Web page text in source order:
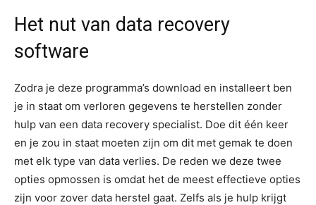
Het nut van data recovery
software
Zodra je deze programma’s download en installeert ben
je in staat om verloren gegevens te herstellen zonder
hulp van een data recovery specialist. Doe dit één keer
en je zou in staat moeten zijn om dit met gemak te doen
met elk type van data verlies. De reden we deze twee
opties opmossen is omdat het de meest effectieve opties
zijn voor zover data herstel gaat. Zelfs als je hulp krijgt